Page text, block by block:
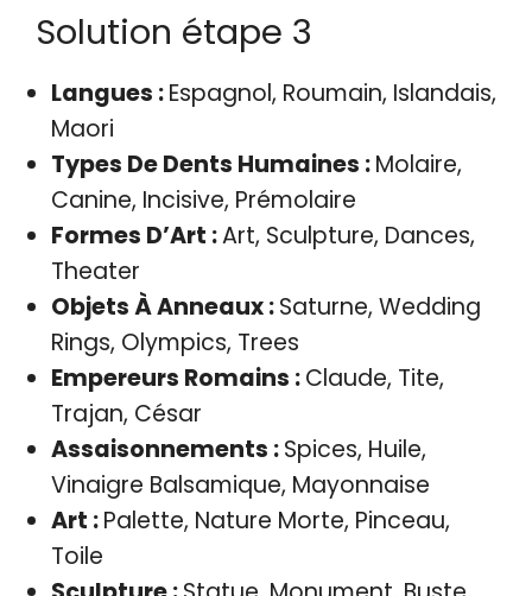
Solution étape 3
Langues :Espagnol, Roumain, Islandais,
Maori
Types De Dents Humaines :Molaire,
Canine, Incisive, Prémolaire
Formes D’Art :Art, Sculpture, Dances,
Theater
Objets À Anneaux :Saturne, Wedding
Rings, Olympics, Trees
Empereurs Romains :Claude, Tite,
Trajan, César
Assaisonnements :Spices, Huile,
Vinaigre Balsamique, Mayonnaise
Art :Palette, Nature Morte, Pinceau,
Toile